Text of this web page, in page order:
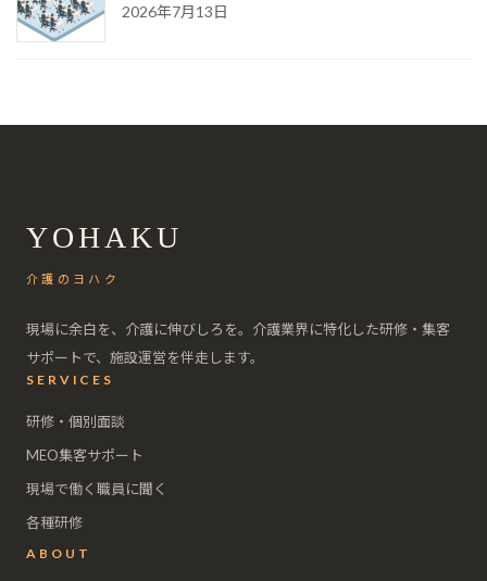
2026年7月13日
YOHAKU
介護のヨハク
現場に余白を、介護に伸びしろを。介護業界に特化した研修・集客
サポートで、施設運営を伴走します。
SERVICES
研修・個別面談
MEO集客サポート
現場で働く職員に聞く
各種研修
ABOUT